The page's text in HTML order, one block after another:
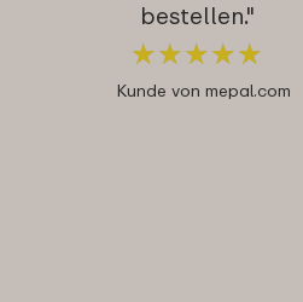
bestellen."
★★★★★
★★★★★
Kunde von mepal.com